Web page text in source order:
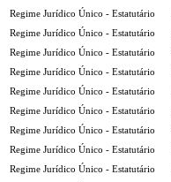
Regime Jurídico Único - Estatutário
Regime Jurídico Único - Estatutário
Regime Jurídico Único - Estatutário
Regime Jurídico Único - Estatutário
Regime Jurídico Único - Estatutário
Regime Jurídico Único - Estatutário
Regime Jurídico Único - Estatutário
Regime Jurídico Único - Estatutário
Regime Jurídico Único - Estatutário